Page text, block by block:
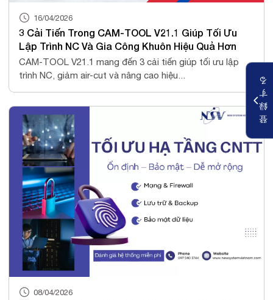
16/04/2026
3 Cải Tiến Trong CAM-TOOL V21.1 Giúp Tối Ưu
Lập Trình NC Và Gia Công Khuôn Hiệu Quả Hơn
CAM-TOOL V21.1 mang đến 3 cải tiến giúp tối ưu lập
trình NC, giảm air-cut và nâng cao hiệu...
08/04/2026
登
録
す
る